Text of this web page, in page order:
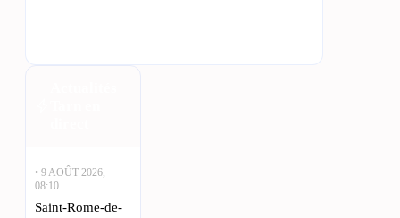
• 9 AOÛT 2026,
08:10
Saint-Rome-de-